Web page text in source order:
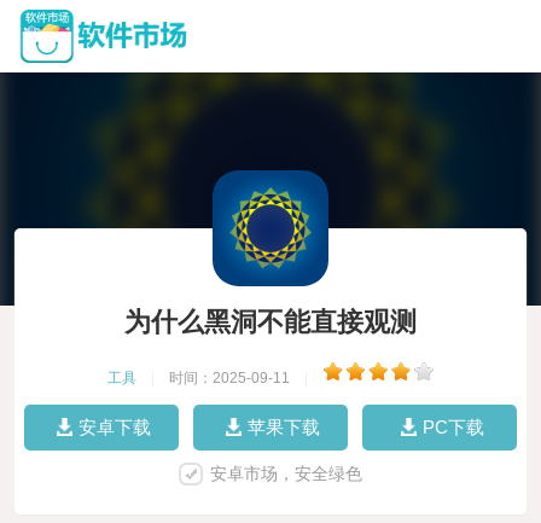
为什么黑洞不能直接观测
工具 时间：2025-09-11
安卓下载 苹果下载 PC下载
安卓市场，安全绿色